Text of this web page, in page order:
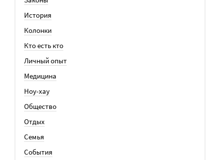
История
Колонки
Кто есть кто
Личный опыт
Медицина
Ноу-хау
Общество
Отдых
Семья
События